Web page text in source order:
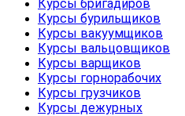
Курсы бригадиров
Курсы бурильщиков
Курсы вакуумщиков
Курсы вальцовщиков
Курсы варщиков
Курсы горнорабочих
Курсы грузчиков
Курсы дежурных